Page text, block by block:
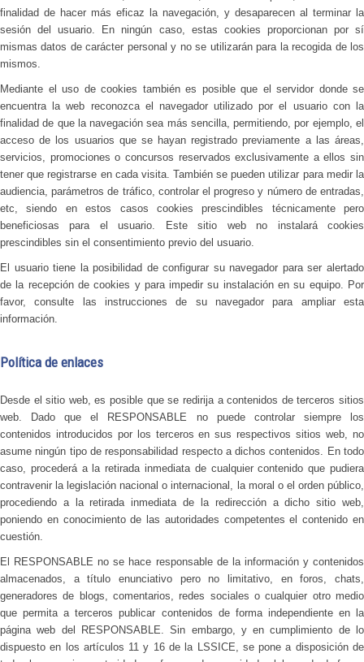
finalidad de hacer más eficaz la navegación, y desaparecen al terminar la
sesión del usuario. En ningún caso, estas cookies proporcionan por sí
mismas datos de carácter personal y no se utilizarán para la recogida de los
mismos.
Mediante el uso de cookies también es posible que el servidor donde se
encuentra la web reconozca el navegador utilizado por el usuario con la
finalidad de que la navegación sea más sencilla, permitiendo, por ejemplo, el
acceso de los usuarios que se hayan registrado previamente a las áreas,
servicios, promociones o concursos reservados exclusivamente a ellos sin
tener que registrarse en cada visita. También se pueden utilizar para medir la
audiencia, parámetros de tráfico, controlar el progreso y número de entradas,
etc, siendo en estos casos cookies prescindibles técnicamente pero
beneficiosas para el usuario. Este sitio web no instalará cookies
prescindibles sin el consentimiento previo del usuario.
El usuario tiene la posibilidad de configurar su navegador para ser alertado
de la recepción de cookies y para impedir su instalación en su equipo. Por
favor, consulte las instrucciones de su navegador para ampliar esta
información.
Política de enlaces
Desde el sitio web, es posible que se redirija a contenidos de terceros sitios
web. Dado que el RESPONSABLE no puede controlar siempre los
contenidos introducidos por los terceros en sus respectivos sitios web, no
asume ningún tipo de responsabilidad respecto a dichos contenidos. En todo
caso, procederá a la retirada inmediata de cualquier contenido que pudiera
contravenir la legislación nacional o internacional, la moral o el orden público,
procediendo a la retirada inmediata de la redirección a dicho sitio web,
poniendo en conocimiento de las autoridades competentes el contenido en
cuestión.
El RESPONSABLE no se hace responsable de la información y contenidos
almacenados, a título enunciativo pero no limitativo, en foros, chats,
generadores de blogs, comentarios, redes sociales o cualquier otro medio
que permita a terceros publicar contenidos de forma independiente en la
página web del RESPONSABLE. Sin embargo, y en cumplimiento de lo
dispuesto en los artículos 11 y 16 de la LSSICE, se pone a disposición de